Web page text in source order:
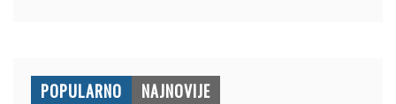
POPULARNO NAJNOVIJE